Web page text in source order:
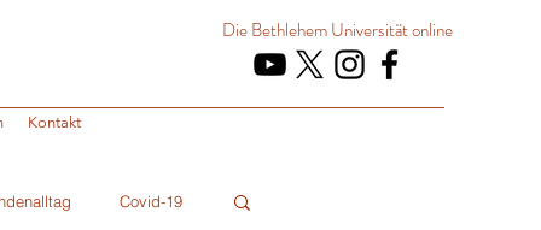
Die Bethlehem Universitätonline
Kontakt
Covid-19